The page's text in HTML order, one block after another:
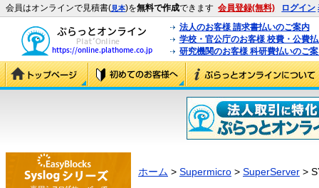
会員はオンラインで見積書(見本)を無料で作成できます 会員登録(無料) ログイン
法人のお客様 請求書払いのご案内
学校・官公庁のお客様 校費・公費
研究機関のお客様 科研費払いのご
ホーム > Supermicro > SuperServer >